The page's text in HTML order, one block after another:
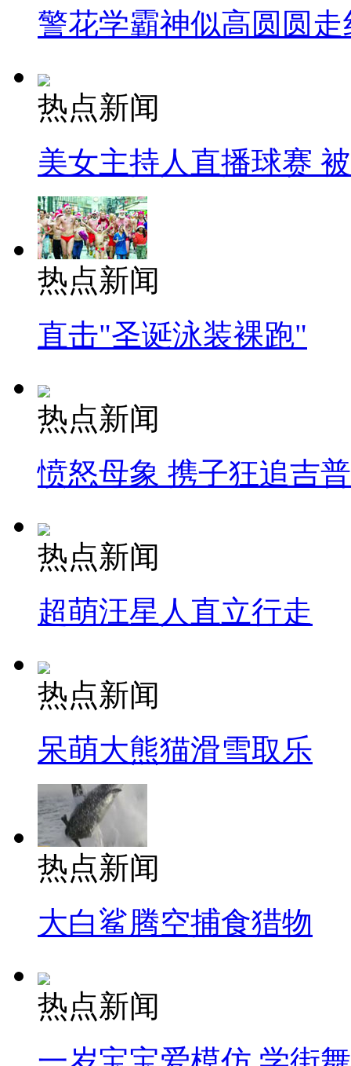
警花学霸神似高圆圆走
热点新闻
美女主持人直播球赛
热点新闻
直击"圣诞泳装裸跑"
热点新闻
愤怒母象 携子狂追吉
热点新闻
超萌汪星人直立行走
热点新闻
呆萌大熊猫滑雪取乐
热点新闻
大白鲨腾空捕食猎物
热点新闻